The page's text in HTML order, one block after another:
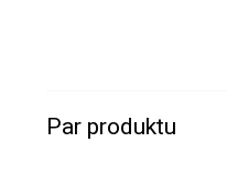
Par produktu